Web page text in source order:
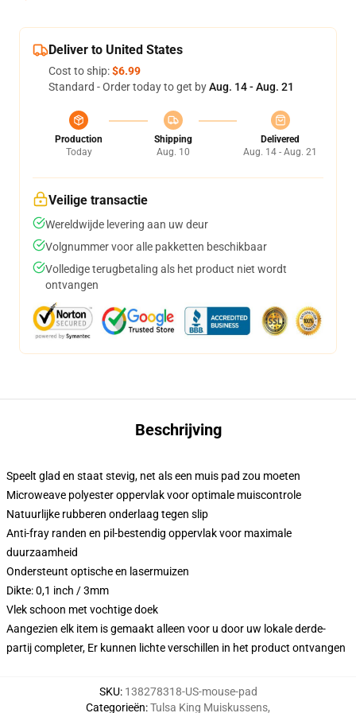
Deliver to United States
Cost to ship:$6.99
Standard - Order today to get byAug. 14 - Aug. 21
Production
Today
Shipping
Aug. 10
Delivered
Aug. 14 - Aug. 21
Veilige transactie
Wereldwijde levering aan uw deur
Volgnummer voor alle pakketten beschikbaar
Volledige terugbetaling als het product niet wordt
ontvangen
Beschrijving
Speelt glad en staat stevig, net als een muis pad zou moeten
Microweave polyester oppervlak voor optimale muiscontrole
Natuurlijke rubberen onderlaag tegen slip
Anti-fray randen en pil-bestendig oppervlak voor maximale
duurzaamheid
Ondersteunt optische en lasermuizen
Dikte: 0,1 inch / 3mm
Vlek schoon met vochtige doek
Aangezien elk item is gemaakt alleen voor u door uw lokale derde-
partij completer, Er kunnen lichte verschillen in het product ontvangen
SKU: 138278318-US-mouse-pad
Categorieën:Tulsa King Muiskussens,